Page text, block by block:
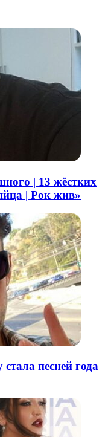
| 13 жёстких
| Рок жив»
песней года